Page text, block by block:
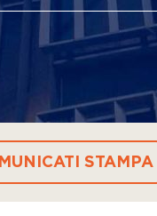
STAMPA